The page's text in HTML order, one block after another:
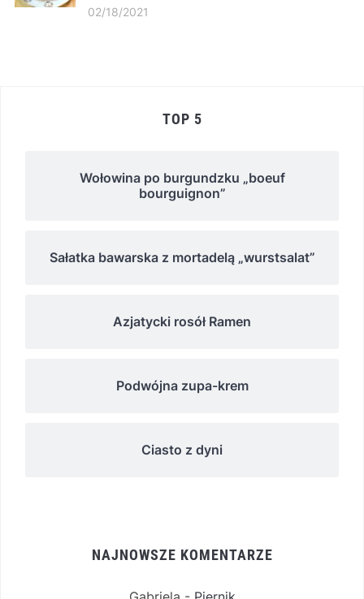
02/18/2021
TOP 5
Wołowina po burgundzku „boeuf
bourguignon”
Sałatka bawarska z mortadelą „wurstsalat”
Azjatycki rosół Ramen
Podwójna zupa-krem
Ciasto z dyni
NAJNOWSZE KOMENTARZE